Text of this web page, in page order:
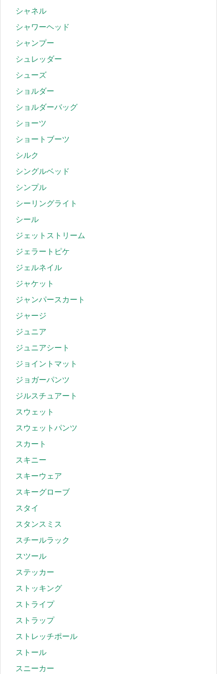
シャネル
シャワーヘッド
シャンプー
シュレッダー
シューズ
ショルダー
ショルダーバッグ
ショーツ
ショートブーツ
シルク
シングルベッド
シンプル
シーリングライト
シール
ジェットストリーム
ジェラートピケ
ジェルネイル
ジャケット
ジャンパースカート
ジャージ
ジュニア
ジュニアシート
ジョイントマット
ジョガーパンツ
ジルスチュアート
スウェット
スウェットパンツ
スカート
スキニー
スキーウェア
スキーグローブ
スタイ
スタンスミス
スチールラック
スツール
ステッカー
ストッキング
ストライプ
ストラップ
ストレッチポール
ストール
スニーカー